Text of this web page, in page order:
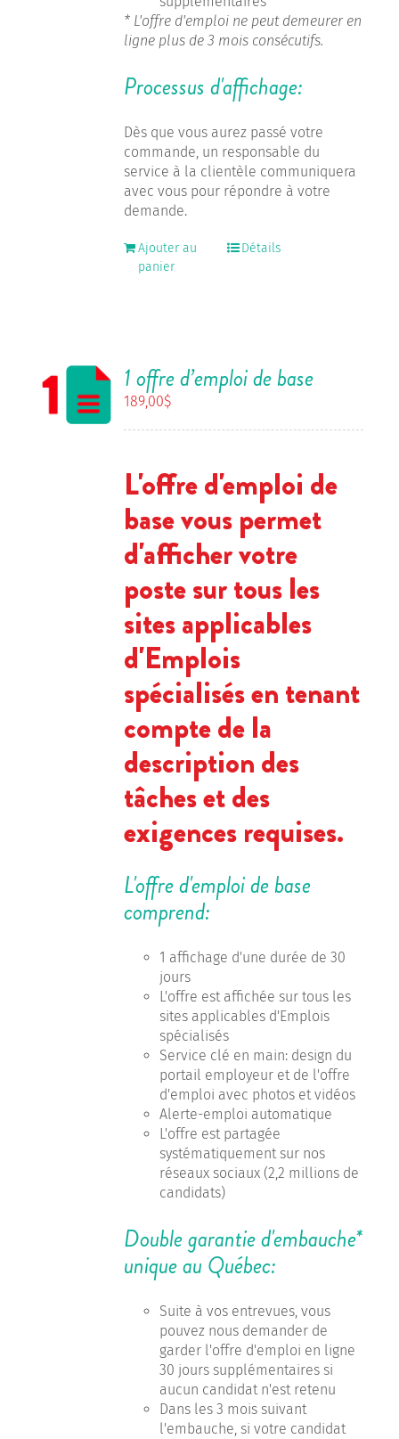
* L'offre d'emploi ne peut demeurer en
ligne plus de 3 mois consécutifs.
Processus d'affichage:
Dès que vous aurez passé votre
commande, un responsable du
service à la clientèle communiquera
avec vous pour répondre à votre
demande.
Ajouter au
panier
Détails
1 offre d’emploi de base
189,00$
L'offre d'emploi de
base vous permet
d'afficher votre
poste sur tous les
sites applicables
d'Emplois
spécialisés en tenant
compte de la
description des
tâches et des
exigences requises.
L'offre d'emploi de base
comprend:
1 affichage d'une durée de 30
jours
L'offre est affichée sur tous les
sites applicables d'Emplois
spécialisés
Service clé en main: design du
portail employeur et de l'offre
d'emploi avec photos et vidéos
Alerte-emploi automatique
L'offre est partagée
systématiquement sur nos
réseaux sociaux (2,2 millions de
candidats)
Double garantie d'embauche*
unique au Québec:
Suite à vos entrevues, vous
pouvez nous demander de
garder l'offre d'emploi en ligne
30 jours supplémentaires si
aucun candidat n'est retenu
Dans les 3 mois suivant
l'embauche, si votre candidat